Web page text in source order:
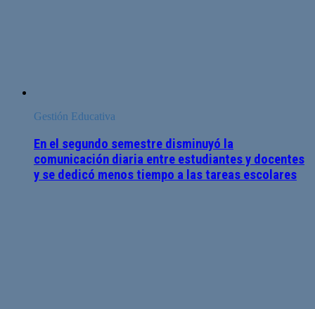
Gestión Educativa
En el segundo semestre disminuyó la
comunicación diaria entre estudiantes y docentes
y se dedicó menos tiempo a las tareas escolares